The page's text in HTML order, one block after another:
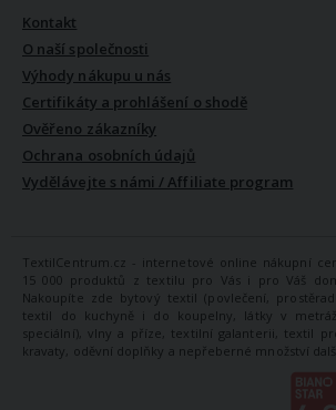
Kontakt
O naší společnosti
Výhody nákupu u nás
Certifikáty a prohlášení o shodě
Ověřeno zákazníky
Ochrana osobních údajů
Vydělávejte s námi / Affiliate program
TextilCentrum.cz - internetové online nákupní
15 000 produktů z textilu pro Vás i pro Váš
Nakoupíte zde bytový textil (povlečení,
textil do kuchyně i do koupelny, látky v
speciální), vlny a příze, textilní galanterii, textil
kravaty, oděvní doplňky a nepřeberné množství